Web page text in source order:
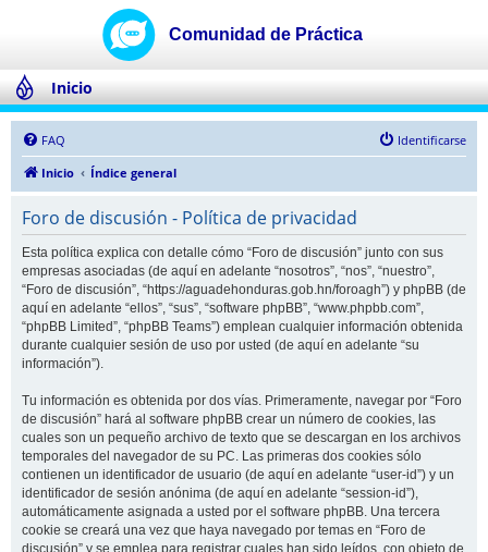
Inicio
FAQ
Identificarse
Inicio
Índice general
Foro de discusión - Política de privacidad
Esta política explica con detalle cómo “Foro de discusión” junto con sus
empresas asociadas (de aquí en adelante “nosotros”, “nos”, “nuestro”,
“Foro de discusión”, “https://aguadehonduras.gob.hn/foroagh”) y phpBB (de
aquí en adelante “ellos”, “sus”, “software phpBB”, “www.phpbb.com”,
“phpBB Limited”, “phpBB Teams”) emplean cualquier información obtenida
durante cualquier sesión de uso por usted (de aquí en adelante “su
información”).
Tu información es obtenida por dos vías. Primeramente, navegar por “Foro
de discusión” hará al software phpBB crear un número de cookies, las
cuales son un pequeño archivo de texto que se descargan en los archivos
temporales del navegador de su PC. Las primeras dos cookies sólo
contienen un identificador de usuario (de aquí en adelante “user-id”) y un
identificador de sesión anónima (de aquí en adelante “session-id”),
automáticamente asignada a usted por el software phpBB. Una tercera
cookie se creará una vez que haya navegado por temas en “Foro de
discusión” y se emplea para registrar cuales han sido leídos, con objeto de